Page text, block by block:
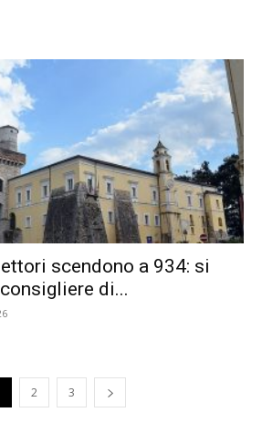
scendono a 934: si
di...
2 3